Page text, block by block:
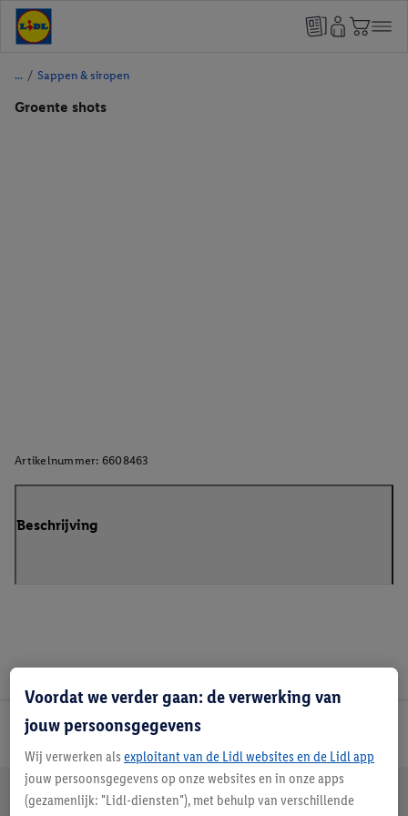
/ Sappen & siropen
Groente shots
Artikelnummer: 6608463
Beschrijving
Lidl Nieuwsbrief
Jouw voordelen bij ons als Lidl webshop klant
Gratis retourneren Veilig winkelen
Voordat we verder gaan: de verwerking van
jouw persoonsgegevens
Wij verwerken als exploitant van de Lidl websites en de Lidl app
jouw persoonsgegevens op onze websites en in onze apps
(gezamenlijk: "Lidl-diensten"), met behulp van verschillende